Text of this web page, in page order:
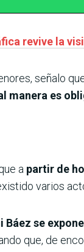
revive la
señalo
manera es
a partir de
varios
Báez se
que, de